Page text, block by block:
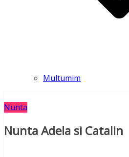
Multumim
Nunta
Nunta Adela si Catalin